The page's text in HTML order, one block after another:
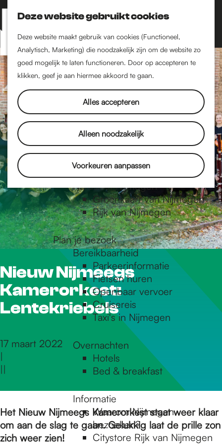
Deze website gebruikt cookies
Deze website maakt gebruik van cookies (Functioneel,
Analytisch, Marketing) die noodzakelijk zijn om de website zo
goed mogelijk te laten functioneren. Door op accepteren te
klikken, geef je aan hiermee akkoord te gaan.
Alles accepteren
Alleen noodzakelijk
Voorkeuren aanpassen
Z
o
e
k
e
K
a
a
r
t
M
e
n
Nijmegen-Nieuw-West
Dukenburg
Lindenholt
Historie
De oudste stad van
Nederland
Historische tijdlijn
Romeinse Limes
Vrede van Nijmegen
Penning
Natuur in Nijmegen
Groenkaart van Nijmegen
Rijk van Nijmegen
Plan je bezoek
Bereikbaarheid
Parkeerinformatie
Fietsen huren
Openbaar vervoer
Cruisereis
Taxi's in Nijmegen
Overnachten
Hotels
Bed & breakfast
Informatie
Waarom Nijmegen
bezoeken?
Citystore Rijk van Nijmegen
Nieuw Nijmeegs
Kamerorkest:
Lentekriebels
17 maart 2022
|
||
Het Nieuw Nijmeegs Kamerorkest staat weer klaar
om aan de slag te gaan. Gelukkig laat de prille zon
zich weer zien!